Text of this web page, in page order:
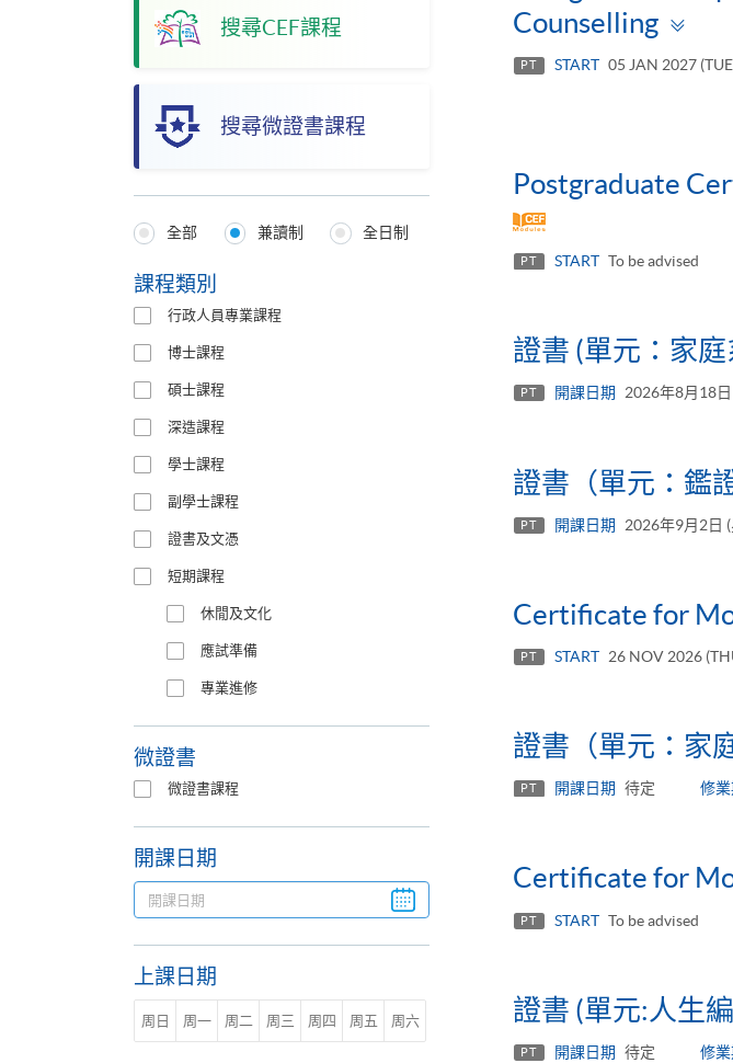
搜尋CEF課程
搜尋微證書課程
Programmes
Type
全部 兼讀制 全日制
課程類別
行政人員專業課程
博士課程
碩士課程
深造課程
學士課程
副學士課程
證書及文憑
短期課程
休閒及文化
應試準備
專業進修
微證書
微證書課程
開課日期
上課日期
周日 周一 周二 周三 周四 周五 周六
Counselling
PT START 05 JAN 2027
Postgraduate
PT START To be advised
證書 (單元：家
PT 開課日期 2026年8月18
證書（單元：鑑
PT 開課日期 2026年9月2日
Certificate for
PT START 26 NOV 2026
證書（單元：家
PT 開課日期 待定 修業
Certificate for
PT START To be advised
證書 (單元:人生
PT 開課日期 待定 修業